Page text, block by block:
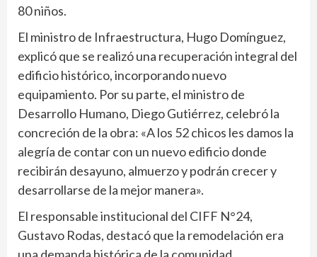
80 niños.
El ministro de Infraestructura, Hugo Domínguez,
explicó que se realizó una recuperación integral del
edificio histórico, incorporando nuevo
equipamiento. Por su parte, el ministro de
Desarrollo Humano, Diego Gutiérrez, celebró la
concreción de la obra: «A los 52 chicos les damos la
alegría de contar con un nuevo edificio donde
recibirán desayuno, almuerzo y podrán crecer y
desarrollarse de la mejor manera».
El responsable institucional del CIFF N°24,
Gustavo Rodas, destacó que la remodelación era